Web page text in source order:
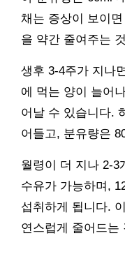
채는 증상이 보이
을 약간 줄여주는
생후 3-4주가 지나
에 먹는 양이 늘어
어날 수 있습니다.
어들고, 분유량은
월령이 더 지나 2-3
수유가 가능하며,
섭취하게 됩니다.
연스럽게 줄어드는